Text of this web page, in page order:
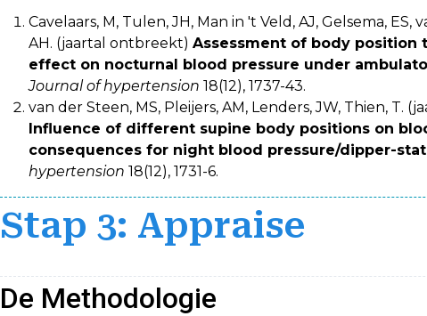
Cavelaars, M, Tulen, JH, Man in 't Veld, AJ, Gelsema, ES,
AH. (jaartal ontbreekt) Assessment of body position
effect on nocturnal blood pressure under
Journal of hypertension 18(12), 1737-43.
van der Steen, MS, Pleijers, AM, Lenders, JW, Thien, T.
Influence of different supine body positions on
consequences for night blood pressure/dipper-
hypertension 18(12), 1731-6.
Stap 3: Appraise
De Methodologie